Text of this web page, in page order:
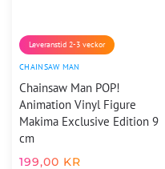
Leveranstid 2-3 veckor
CHAINSAW MAN
Chainsaw Man POP!
Animation Vinyl Figure
Makima Exclusive Edition 9
cm
199,00 KR